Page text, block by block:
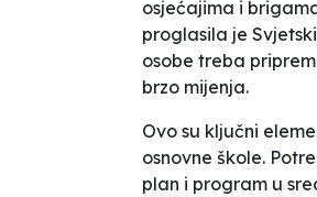
osjećajima i
proglasila je
osobe treba
brzo mijenja.
Ovo su ključni
osnovne škole.
plan i program u